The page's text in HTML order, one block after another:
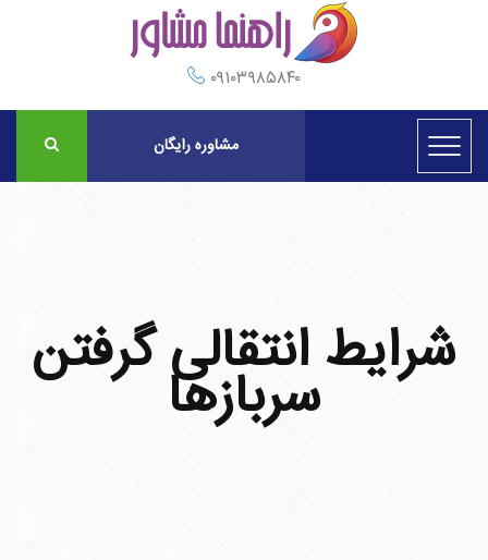
۰۹۱۰۳۹۸۵۸۴۰
مشاوره رایگان
شرایط انتقالی گرفتن
سربازها